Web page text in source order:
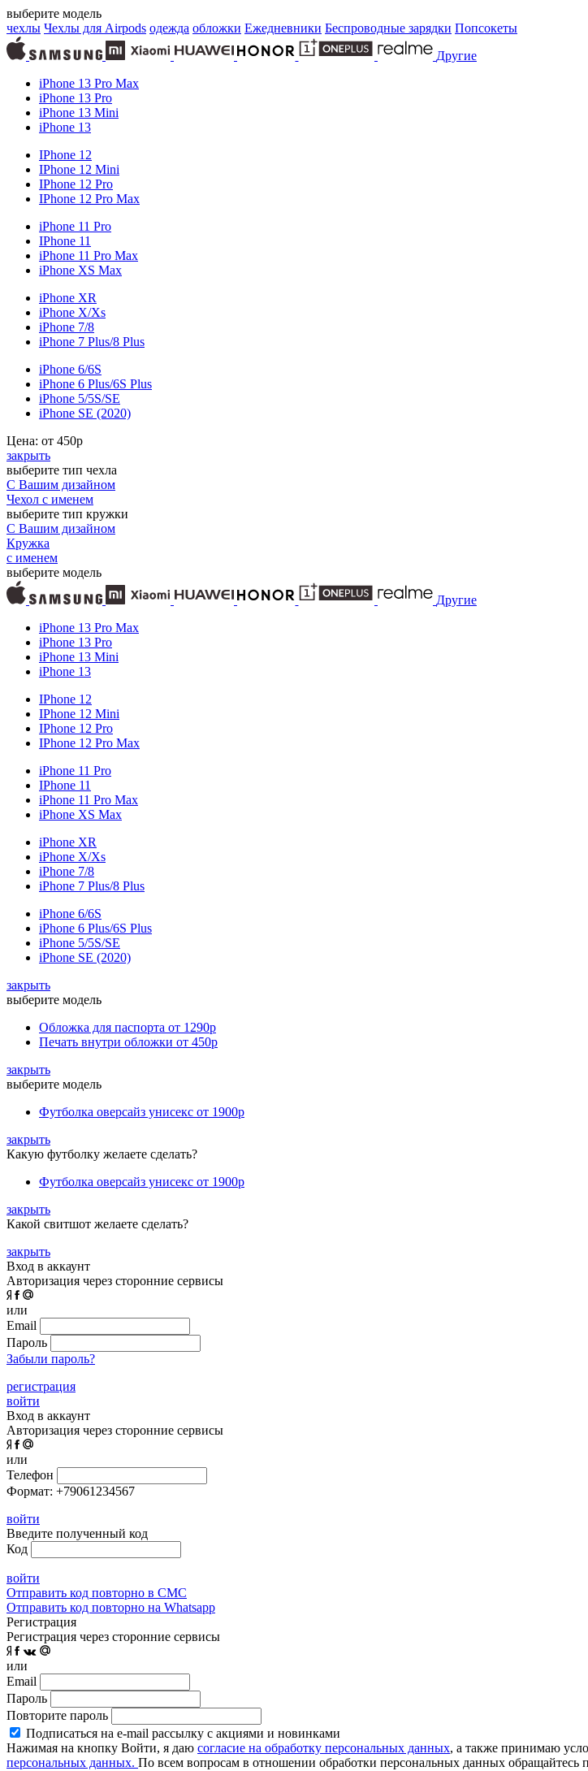
выберите модель
чехлы Чехлы для Airpods одежда обложки Ежедневники Беспроводные зарядки Попсокеты
Другие
iPhone 13 Pro Max
iPhone 13 Pro
iPhone 13 Mini
iPhone 13
IPhone 12
IPhone 12 Mini
IPhone 12 Pro
IPhone 12 Pro Max
iPhone 11 Pro
IPhone 11
iPhone 11 Pro Max
iPhone XS Max
iPhone XR
iPhone X/Xs
iPhone 7/8
iPhone 7 Plus/8 Plus
iPhone 6/6S
iPhone 6 Plus/6S Plus
iPhone 5/5S/SE
iPhone SE (2020)
Цена: от 450р
закрыть
выберите тип чехла
С Вашим дизайном
Чехол с именем
выберите тип кружки
С Вашим дизайном
Кружка
с именем
выберите модель
Другие
iPhone 13 Pro Max
iPhone 13 Pro
iPhone 13 Mini
iPhone 13
IPhone 12
IPhone 12 Mini
IPhone 12 Pro
IPhone 12 Pro Max
iPhone 11 Pro
IPhone 11
iPhone 11 Pro Max
iPhone XS Max
iPhone XR
iPhone X/Xs
iPhone 7/8
iPhone 7 Plus/8 Plus
iPhone 6/6S
iPhone 6 Plus/6S Plus
iPhone 5/5S/SE
iPhone SE (2020)
закрыть
выберите модель
Обложка для паспорта от 1290р
Печать внутри обложки от 450р
закрыть
выберите модель
Футболка оверсайз унисекс от 1900р
закрыть
Какую футболку желаете сделать?
Футболка оверсайз унисекс от 1900р
закрыть
Какой свитшот желаете сделать?
закрыть
Вход в аккаунт
Авторизация через сторонние сервисы
или
Email
Пароль
Забыли пароль?
регистрация
войти
Вход в аккаунт
Авторизация через сторонние сервисы
или
Телефон
Формат: +79061234567
войти
Введите полученный код
Код
войти
Отправить код повторно в СМС
Отправить код повторно на Whatsapp
Регистрация
Регистрация через сторонние сервисы
или
Email
Пароль
Повторите пароль
Подписаться на e-mail рассылку с акциями и новинками
Нажимая на кнопку Войти, я даю согласие на обработку персональных данных, а также принимаю
персональных данных. По всем вопросам в отношении обработки персональных данных обращайтесь